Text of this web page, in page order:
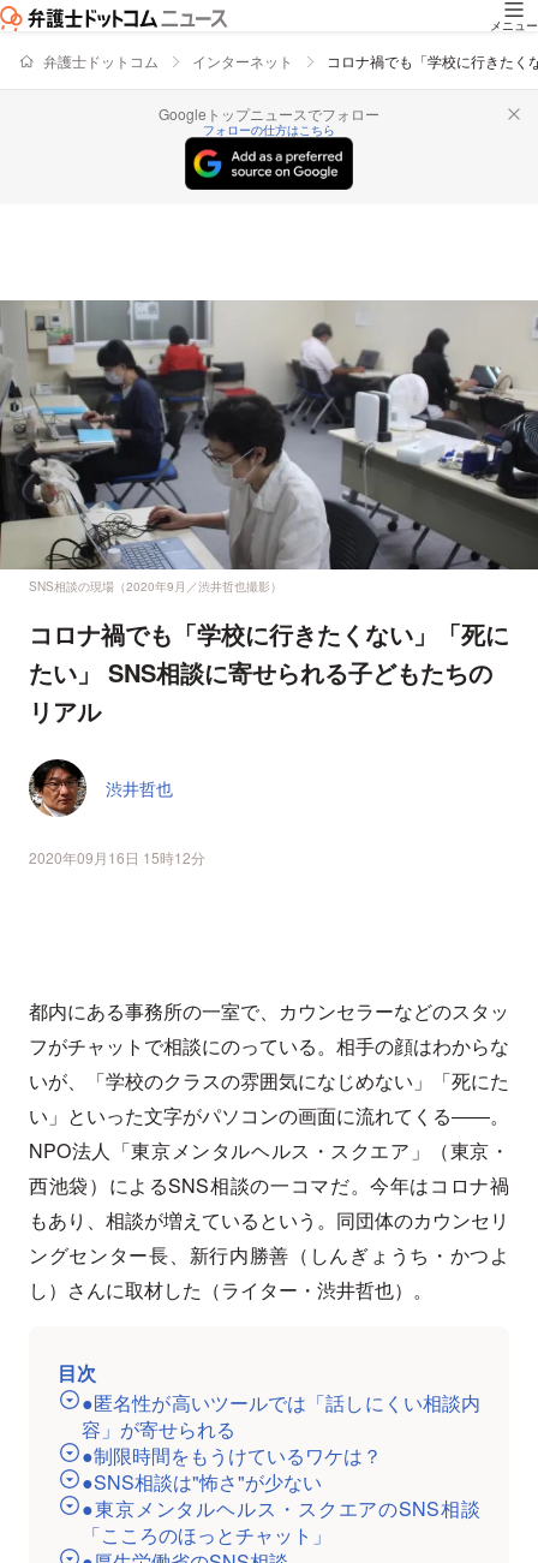
メニュー
弁護士ドットコム インターネット コロナ禍でも「学校に行きたく
Googleトップニュースでフォロー
フォローの仕方はこちら
SNS相談の現場（2020年9月／渋井哲也撮影）
コロナ禍でも「学校に行きたくない」「死に
たい」 SNS相談に寄せられる子どもたちの
リアル
渋井哲也
2020年09月16日 15時12分
都内にある事務所の一室で、カウンセラーなどのスタッ
フがチャットで相談にのっている。相手の顔はわからな
いが、「学校のクラスの雰囲気になじめない」「死にた
い」といった文字がパソコンの画面に流れてくる――。
NPO法人「東京メンタルヘルス・スクエア」（東京・
西池袋）によるSNS相談の一コマだ。今年はコロナ禍
もあり、相談が増えているという。同団体のカウンセリ
ングセンター長、新行内勝善（しんぎょうち・かつよ
し）さんに取材した（ライター・渋井哲也）。
目次
●匿名性が高いツールでは「話しにくい相談内
容」が寄せられる
●制限時間をもうけているワケは？
●SNS相談は"怖さ"が少ない
●東京メンタルヘルス・スクエアのSNS相談
「こころのほっとチャット」